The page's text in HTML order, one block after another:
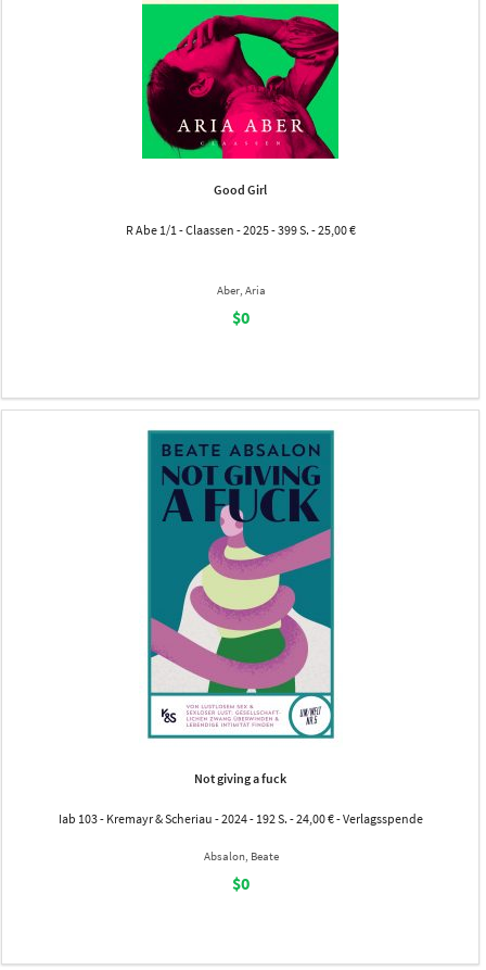
Good Girl
R Abe 1/1 - Claassen - 2025 - 399 S. - 25,00 €
Aber, Aria
$0
Not giving a fuck
Iab 103 - Kremayr & Scheriau - 2024 - 192 S. - 24,00 € - Verlagsspende
Absalon, Beate
$0